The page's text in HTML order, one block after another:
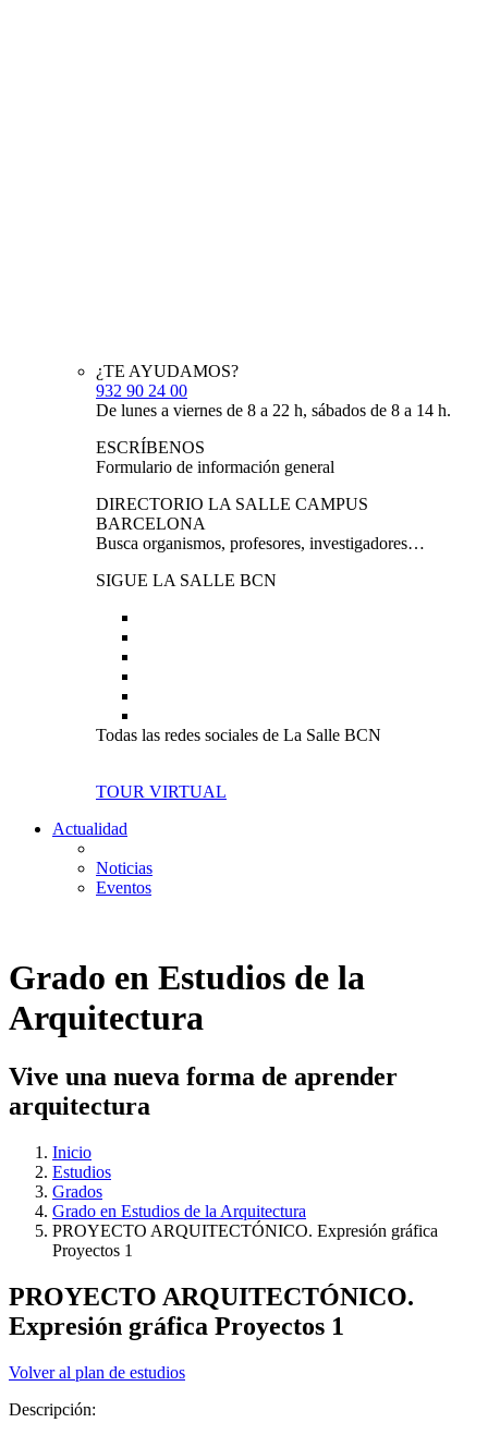
¿TE AYUDAMOS?
932 90 24 00
De lunes a viernes de 8 a 22 h, sábados de 8 a 14 h.
ESCRÍBENOS
Formulario de información general
DIRECTORIO LA SALLE CAMPUS
BARCELONA
Busca organismos, profesores, investigadores…
SIGUE LA SALLE BCN
Todas las redes sociales de La Salle BCN
TOUR VIRTUAL
Actualidad
Noticias
Eventos
Grado en Estudios de la
Arquitectura
Vive una nueva forma de aprender
arquitectura
Inicio
Estudios
Grados
Grado en Estudios de la Arquitectura
PROYECTO ARQUITECTÓNICO. Expresión gráfica
Proyectos 1
PROYECTO ARQUITECTÓNICO.
Expresión gráfica Proyectos 1
Volver al plan de estudios
Descripción: